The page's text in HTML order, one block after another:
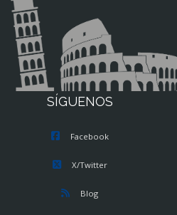
SÍGUENOS
Facebook
X/Twitter
Blog